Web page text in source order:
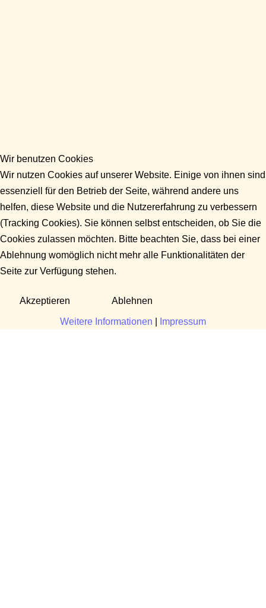
Wir benutzen Cookies
Wir nutzen Cookies auf unserer Website. Einige von ihnen sind
essenziell für den Betrieb der Seite, während andere uns
helfen, diese Website und die Nutzererfahrung zu verbessern
(Tracking Cookies). Sie können selbst entscheiden, ob Sie die
Cookies zulassen möchten. Bitte beachten Sie, dass bei einer
Ablehnung womöglich nicht mehr alle Funktionalitäten der
Seite zur Verfügung stehen.
Akzeptieren Ablehnen
Weitere Informationen Impressum